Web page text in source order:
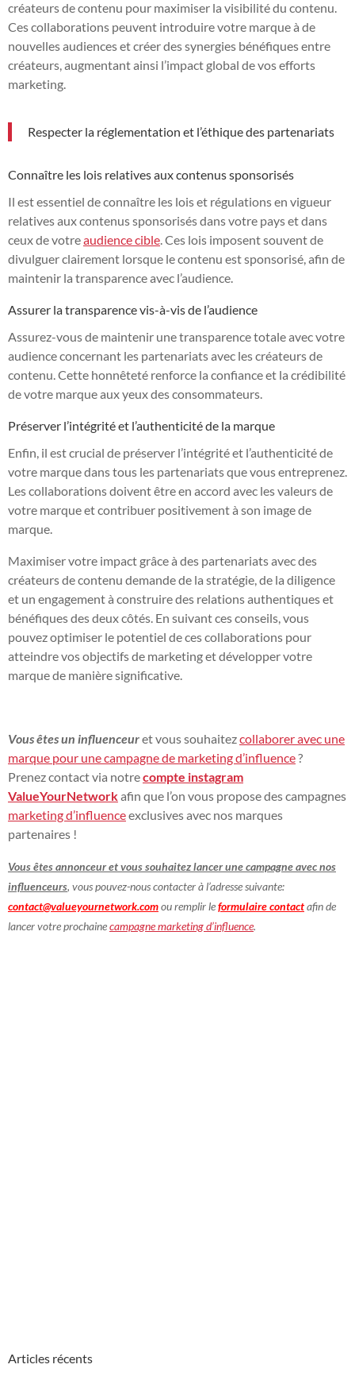
créateurs de contenu pour maximiser la visibilité du contenu.
Ces collaborations peuvent introduire votre marque à de
nouvelles audiences et créer des synergies bénéfiques entre
créateurs, augmentant ainsi l’impact global de vos efforts
marketing.
Respecter la réglementation et l’éthique des partenariats
Connaître les lois relatives aux contenus sponsorisés
Il est essentiel de connaître les lois et régulations en vigueur
relatives aux contenus sponsorisés dans votre pays et dans
ceux de votreaudience cible . Ces lois imposent souvent de
divulguer clairement lorsque le contenu est sponsorisé, afin de
maintenir la transparence avec l’audience.
Assurer la transparence vis-à-vis de l’audience
Assurez-vous de maintenir une transparence totale avec votre
audience concernant les partenariats avec les créateurs de
contenu. Cette honnêteté renforce la confiance et la crédibilité
de votre marque aux yeux des consommateurs.
Préserver l’intégrité et l’authenticité de la marque
Enfin, il est crucial de préserver l’intégrité et l’authenticité de
votre marque dans tous les partenariats que vous entreprenez.
Les collaborations doivent être en accord avec les valeurs de
votre marque et contribuer positivement à son image de
marque.
Maximiser votre impact grâce à des partenariats avec des
créateurs de contenu demande de la stratégie, de la diligence
et un engagement à construire des relations authentiques et
bénéfiques des deux côtés. En suivant ces conseils, vous
pouvez optimiser le potentiel de ces collaborations pour
atteindre vos objectifs de marketing et développer votre
marque de manière significative.
Vous êtes un influenceuret vous souhaitezcollaborer avec une
marque pour une campagne de marketing d’influence?
Prenez contact via notrecompte instagram
ValueYourNetworkafin que l’on vous propose des campagnes
marketing d’influenceexclusives avec nos marques
partenaires !
Vous êtes annonceur et vous souhaitez lancer une campagne avec nos
influenceurs, vous pouvez-nous contacter à l’adresse suivante:
contact@valueyournetwork.comou remplir leformulaire contactafin de
lancer votre prochainecampagne marketing d’influence.
Articles récents